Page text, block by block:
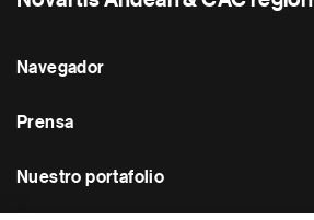
Navegador
Prensa
Nuestro portafolio